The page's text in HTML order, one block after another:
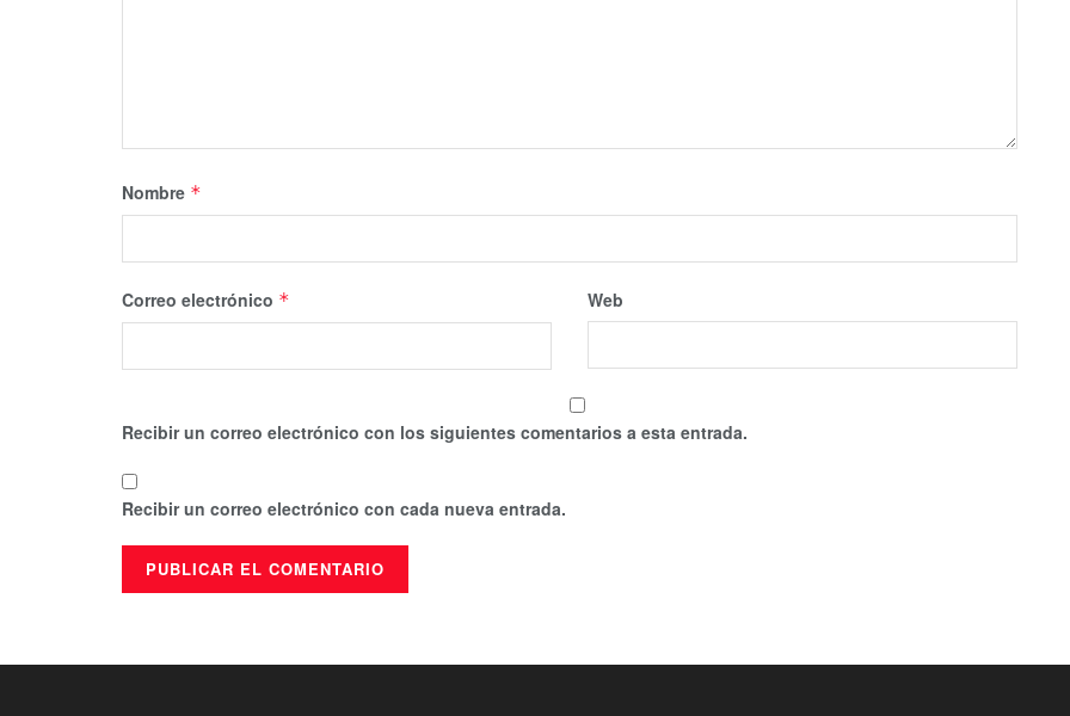
Nombre *
Correo electrónico * Web
Recibir un correo electrónico con los siguientes comentarios a esta entrada.
Recibir un correo electrónico con cada nueva entrada.